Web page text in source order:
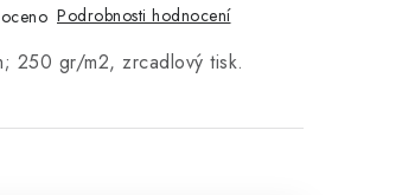
Podrobnosti hodnocení
250 gr/m2, zrcadlový tisk.